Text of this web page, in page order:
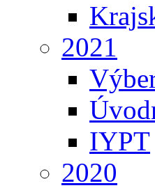
2021
IYPT
2020